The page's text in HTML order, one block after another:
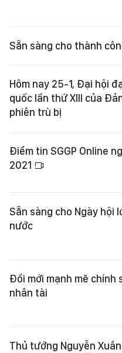
Sẵn sàng cho thành
Hôm nay 25-1, Đại hội
quốc lần thứ XIII của
phiên trù bị
Điểm tin SGGP Online
2021
Sẵn sàng cho Ngày hội
nước
Đổi mới mạnh mẽ chính
nhân tài
Thủ tướng Nguyễn